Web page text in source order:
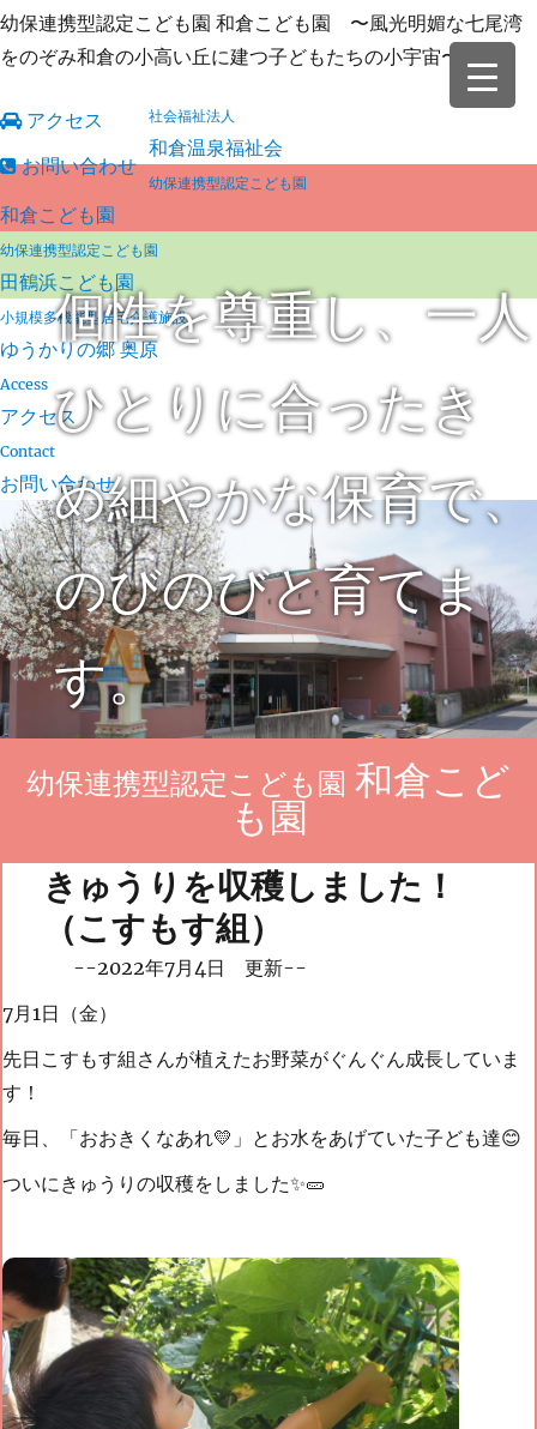
幼保連携型認定こども園 和倉こども園 〜風光明媚な七尾湾
をのぞみ和倉の小高い丘に建つ子どもたちの小宇宙〜
アクセス
お問い合わせ
社会福祉法人
和倉温泉福祉会
幼保連携型認定こども園
和倉こども園
幼保連携型認定こども園
田鶴浜こども園
小規模多機能型居宅介護施設
ゆうかりの郷 奥原
Access
アクセス
Contact
お問い合わせ
個性を尊重し、一人
ひとりに合ったき
め細やかな保育で、
のびのびと育てま
す。
幼保連携型認定こども園 和倉こど
も園
きゅうりを収穫しました！
（こすもす組）
--2022年7月4日 更新--
7月1日（金）
先日こすもす組さんが植えたお野菜がぐんぐん成長していま
す！
毎日、「おおきくなあれ💛」とお水をあげていた子ども達😊
ついにきゅうりの収穫をしました✨🥒